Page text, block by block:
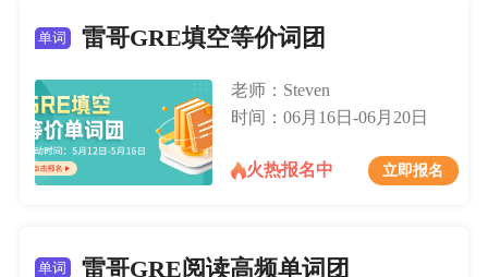
单词 雷哥GRE填空等价词团
老师：Steven
时间：06月16日-06月20日
火热报名中 立即报名
单词 雷哥GRE阅读高频单词团